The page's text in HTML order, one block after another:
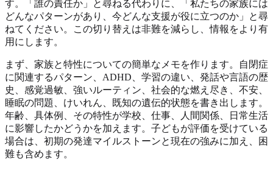
す。「誰の責任か」と尋ねる代わりに、「私たちの家族には
どんなパターンがあり、今どんな支援が役に立つのか」と尋
ねてください。この切り替えは非難を減らし、情報をより有
用にします。
まず、家族と特性についての簡単なメモを作ります。自閉症
に関連するパターン、ADHD、学習の違い、発話や言語の歴
史、感覚過敏、強いルーティン、社会的な燃え尽き、不安、
睡眠の問題、けいれん、既知の遺伝的状態を書き出します。
年齢、具体例、その特性が学校、仕事、人間関係、日常生活
に影響したかどうかを加えます。子どもが評価を受けている
場合は、初期の発達マイルストーンと現在の強みに加え、困
難も含めます。